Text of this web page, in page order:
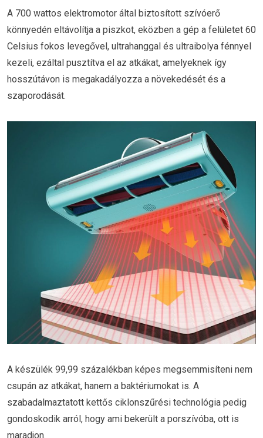
A 700 wattos elektromotor által biztosított szívóerő
könnyedén eltávolítja a piszkot, eközben a gép a felületet 60
Celsius fokos levegővel, ultrahanggal és ultraibolya fénnyel
kezeli, ezáltal pusztítva el az atkákat, amelyeknek így
hosszútávon is megakadályozza a növekedését és a
szaporodását.
A készülék 99,99 százalékban képes megsemmisíteni nem
csupán az atkákat, hanem a baktériumokat is. A
szabadalmaztatott kettős ciklonszűrési technológia pedig
gondoskodik arról, hogy ami bekerült a porszívóba, ott is
maradjon.